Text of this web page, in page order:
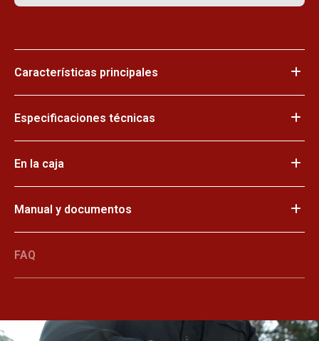
Características principales
Especificaciones técnicas
En la caja
Manual y documentos
FAQ